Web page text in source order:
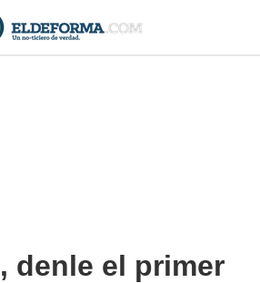
denle el primer